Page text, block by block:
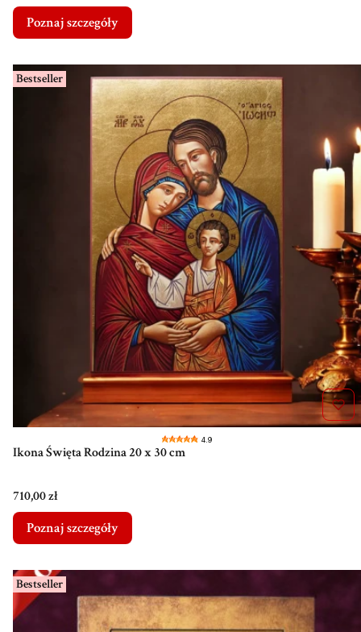
Poznaj szczegóły
Bestseller
4.9
Ikona Święta Rodzina 20 x 30 cm
Cena
710,00 zł
Poznaj szczegóły
Bestseller